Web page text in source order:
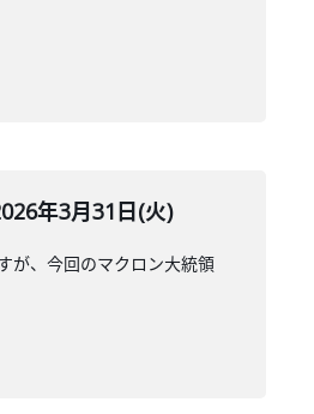
年3月31日(火)
が、今回のマクロン大統領